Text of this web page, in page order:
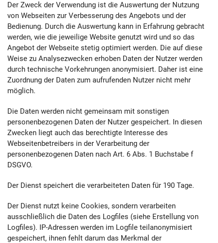
Der Zweck der Verwendung ist die Auswertung der Nutzung
von Webseiten zur Verbesserung des Angebots und der
Bedienung. Durch die Auswertung kann in Erfahrung gebracht
werden, wie die jeweilige Website genutzt wird und so das
Angebot der Webseite stetig optimiert werden. Die auf diese
Weise zu Analysezwecken erhoben Daten der Nutzer werden
durch technische Vorkehrungen anonymisiert. Daher ist eine
Zuordnung der Daten zum aufrufenden Nutzer nicht mehr
möglich.
Die Daten werden nicht gemeinsam mit sonstigen
personenbezogenen Daten der Nutzer gespeichert. In diesen
Zwecken liegt auch das berechtigte Interesse des
Webseitenbetreibers in der Verarbeitung der
personenbezogenen Daten nach Art. 6 Abs. 1 Buchstabe f
DSGVO.
Der Dienst speichert die verarbeiteten Daten für 190 Tage.
Der Dienst nutzt keine Cookies, sondern verarbeiten
ausschließlich die Daten des Logfiles (siehe Erstellung von
Logfiles). IP-Adressen werden im Logfile teilanonymisiert
gespeichert, ihnen fehlt darum das Merkmal der